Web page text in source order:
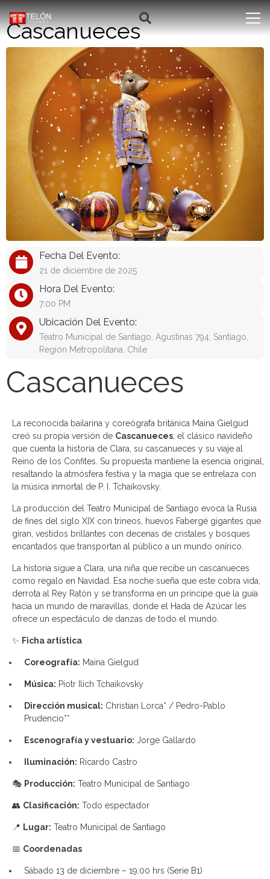
Cascanueces
Fecha Del Evento:
21 de diciembre de 2025
Hora Del Evento:
7:00 PM
Ubicación Del Evento:
Teatro Municipal de Santiago, Agustinas 794, Santiago,
Región Metropolitana, Chile
Cascanueces
La reconocida bailarina y coreógrafa británica Maina Gielgud
creó su propia versión de Cascanueces , el clásico navideño
que cuenta la historia de Clara, su cascanueces y su viaje al
Reino de los Confites. Su propuesta mantiene la esencia original,
resaltando la atmósfera festiva y la magia que se entrelaza con
la música inmortal de P. I. Tchaikovsky.
La producción del Teatro Municipal de Santiago evoca la Rusia
de fines del siglo XIX con trineos, huevos Fabergé gigantes que
giran, vestidos brillantes con decenas de cristales y bosques
encantados que transportan al público a un mundo onírico.
La historia sigue a Clara, una niña que recibe un cascanueces
como regalo en Navidad. Esa noche sueña que este cobra vida,
derrota al Rey Ratón y se transforma en un príncipe que la guía
hacia un mundo de maravillas, donde el Hada de Azúcar les
ofrece un espectáculo de danzas de todo el mundo.
✨ Ficha artística
Coreografía: Maina Gielgud
Música: Piotr Ilich Tchaikovsky
Dirección musical: Christian Lorca* / Pedro-Pablo
Prudencio**
Escenografía y vestuario: Jorge Gallardo
Iluminación: Ricardo Castro
🎭 Producción: Teatro Municipal de Santiago
👥 Clasificación: Todo espectador
📍 Lugar: Teatro Municipal de Santiago
📅 Coordenadas
Sábado 13 de diciembre – 19:00 hrs (Serie B1)